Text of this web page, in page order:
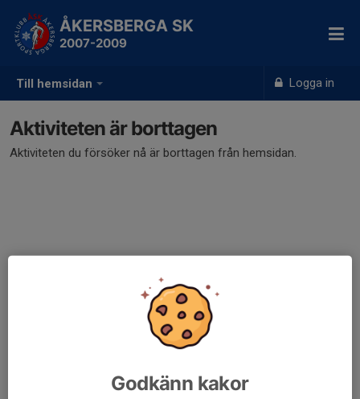
Till hemsidan Logga in
ÅKERSBERGA SK
2007-2009
Aktiviteten är borttagen
Aktiviteten du försöker nå är borttagen från hemsidan.
Godkänn kakor